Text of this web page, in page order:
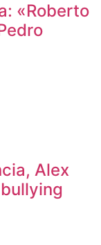
«Roberto
Alex